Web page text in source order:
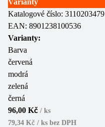
Varianty
Katalogové číslo: 3110203479
EAN: 8901238100536
Varianty:
Barva
červená
modrá
zelená
černá
96,00 Kč / ks
79,34 Kč / ks bez DPH